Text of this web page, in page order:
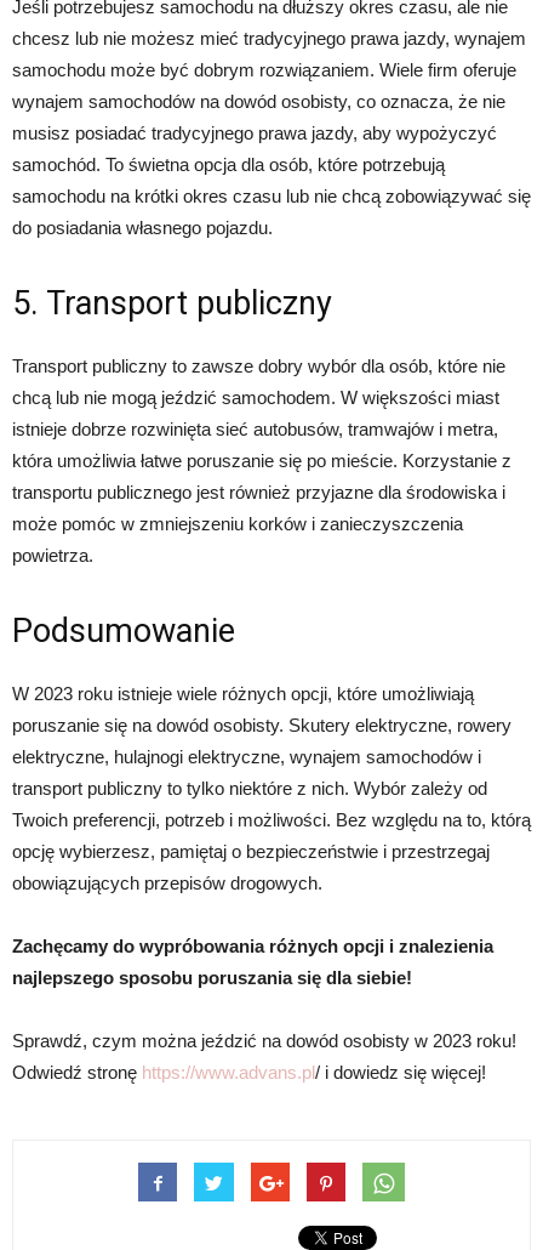
Jeśli potrzebujesz samochodu na dłuższy okres czasu, ale nie
chcesz lub nie możesz mieć tradycyjnego prawa jazdy, wynajem
samochodu może być dobrym rozwiązaniem. Wiele firm oferuje
wynajem samochodów na dowód osobisty, co oznacza, że ​​nie
musisz posiadać tradycyjnego prawa jazdy, aby wypożyczyć
samochód. To świetna opcja dla osób, które potrzebują
samochodu na krótki okres czasu lub nie chcą zobowiązywać się
do posiadania własnego pojazdu.
5. Transport publiczny
Transport publiczny to zawsze dobry wybór dla osób, które nie
chcą lub nie mogą jeździć samochodem. W większości miast
istnieje dobrze rozwinięta sieć autobusów, tramwajów i metra,
która umożliwia łatwe poruszanie się po mieście. Korzystanie z
transportu publicznego jest również przyjazne dla środowiska i
może pomóc w zmniejszeniu korków i zanieczyszczenia
powietrza.
Podsumowanie
W 2023 roku istnieje wiele różnych opcji, które umożliwiają
poruszanie się na dowód osobisty. Skutery elektryczne, rowery
elektryczne, hulajnogi elektryczne, wynajem samochodów i
transport publiczny to tylko niektóre z nich. Wybór zależy od
Twoich preferencji, potrzeb i możliwości. Bez względu na to, którą
opcję wybierzesz, pamiętaj o bezpieczeństwie i przestrzegaj
obowiązujących przepisów drogowych.
Zachęcamy do wypróbowania różnych opcji i znalezienia
najlepszego sposobu poruszania się dla siebie!
Sprawdź, czym można jeździć na dowód osobisty w 2023 roku!
Odwiedź stronę https://www.advans.pl/ i dowiedz się więcej!